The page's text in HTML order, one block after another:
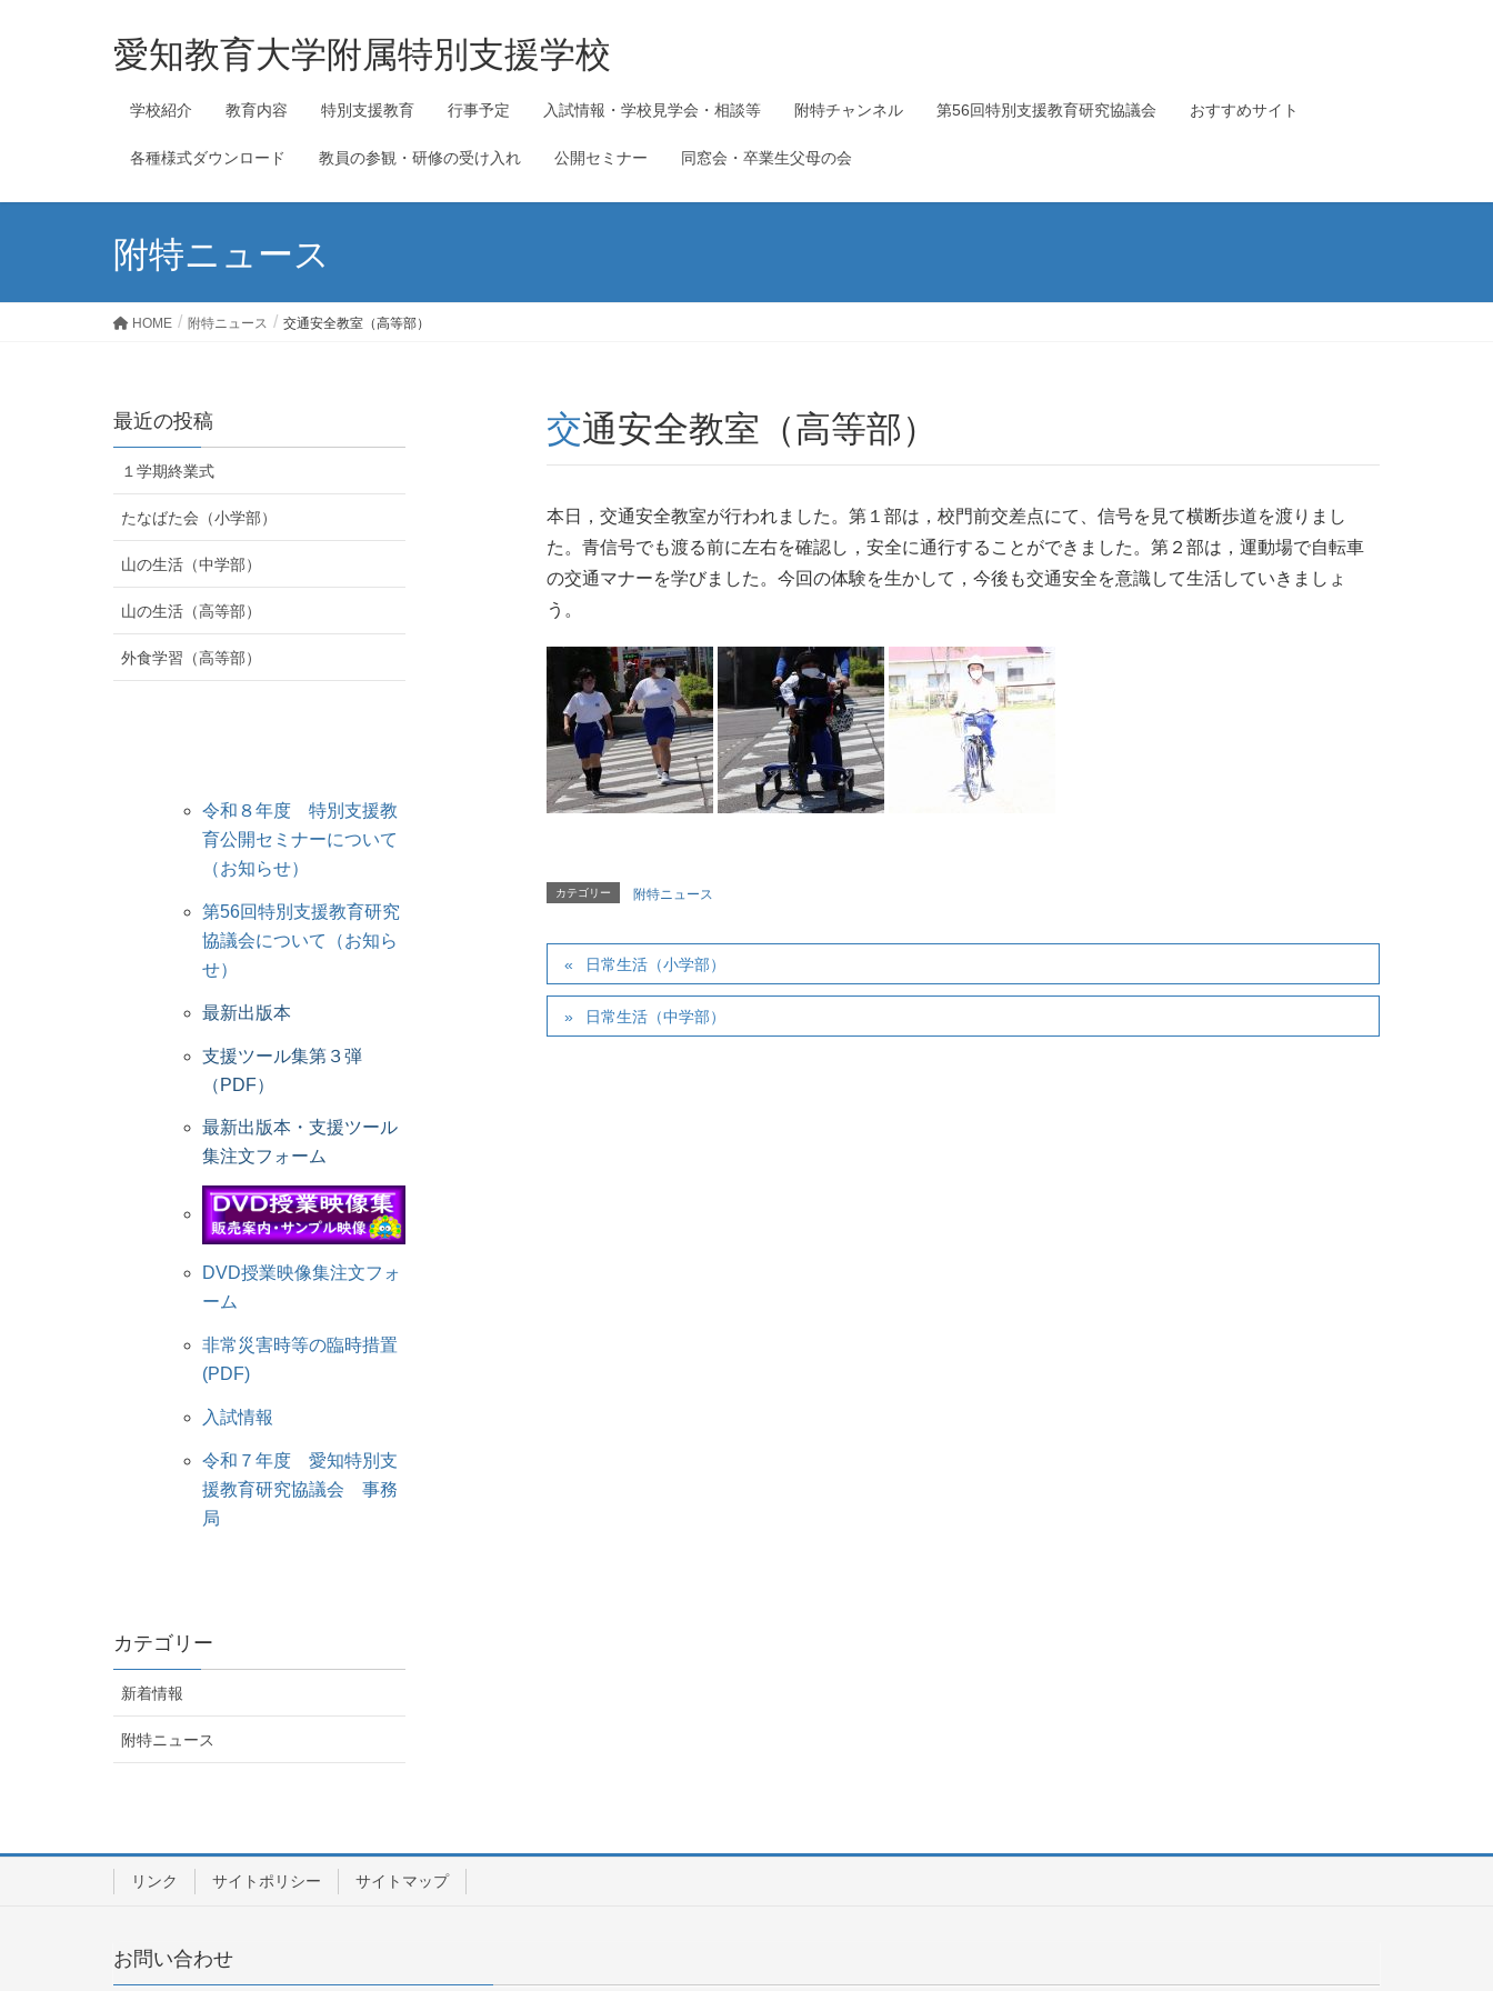
愛知教育大学附属特別支援学校
学校紹介 教育内容 特別支援教育 行事予定 入試情報・学校見学会・相談等 附特チャンネル 第56回特別支援教育研究協議会 おすすめサイト
各種様式ダウンロード 教員の参観・研修の受け入れ 公開セミナー 同窓会・卒業生父母の会
附特ニュース
HOME 附特ニュース 交通安全教室（高等部）
交通安全教室（高等部）
本日，交通安全教室が行われました。第１部は，校門前交差点にて、信号を見て横断歩道を渡りまし
た。青信号でも渡る前に左右を確認し，安全に通行することができました。第２部は，運動場で自転車
の交通マナーを学びました。今回の体験を生かして，今後も交通安全を意識して生活していきましょ
う。
カテゴリー 附特ニュース
日常生活（小学部）
日常生活（中学部）
最近の投稿
１学期終業式
たなばた会（小学部）
山の生活（中学部）
山の生活（高等部）
外食学習（高等部）
令和８年度 特別支援教
育公開セミナーについて
（お知らせ）
第56回特別支援教育研究
協議会について（お知ら
せ）
最新出版本
支援ツール集第３弾
（PDF）
最新出版本・支援ツール
集注文フォーム
DVD授業映像集注文フォ
ーム
非常災害時等の臨時措置
(PDF)
入試情報
令和７年度 愛知特別支
援教育研究協議会 事務
局
カテゴリー
新着情報
附特ニュース
リンク サイトポリシー サイトマップ
お問い合わせ